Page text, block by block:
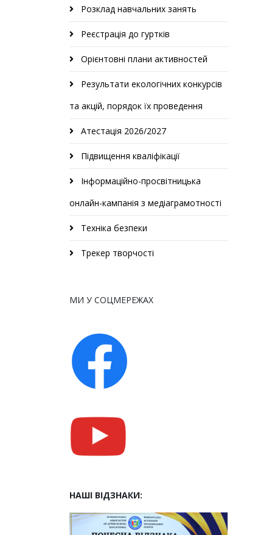
Розклад навчальних занять
Реєстрація до гуртків
Орієнтовні плани активностей
Результати екологічних конкурсів
та акцій, порядок їх проведення
Атестація 2026/2027
Підвищення кваліфікації
Інформаційно-просвітницька
онлайн-кампанія з медіаграмотності
Техніка безпеки
Трекер творчості
МИ У СОЦМЕРЕЖАХ
НАШІ ВІДЗНАКИ: